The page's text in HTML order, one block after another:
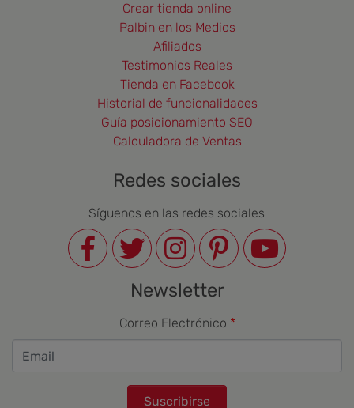
Crear tienda online
Palbin en los Medios
Afiliados
Testimonios Reales
Tienda en Facebook
Historial de funcionalidades
Guía posicionamiento SEO
Calculadora de Ventas
Redes sociales
Síguenos en las redes sociales
Newsletter
Correo Electrónico
Suscribirse